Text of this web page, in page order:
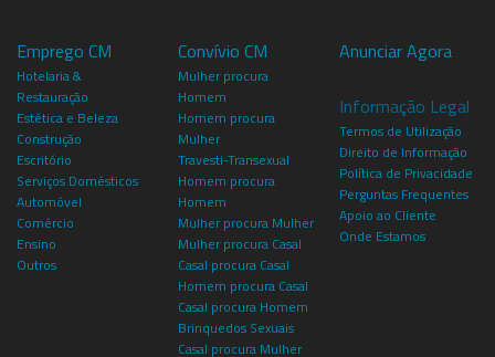
Emprego CM
Hotelaria &
Restauração
Estética e Beleza
Construção
Escritório
Serviços Domésticos
Automóvel
Comércio
Ensino
Outros
Convívio CM
Mulher procura
Homem
Homem procura
Mulher
Travesti-Transexual
Homem procura
Homem
Mulher procura Mulher
Mulher procura Casal
Casal procura Casal
Homem procura Casal
Casal procura Homem
Brinquedos Sexuais
Casal procura Mulher
Anunciar Agora
Informação Legal
Termos de Utilização
Direito de Informação
Política de Privacidade
Perguntas Frequentes
Apoio ao Cliente
Onde Estamos